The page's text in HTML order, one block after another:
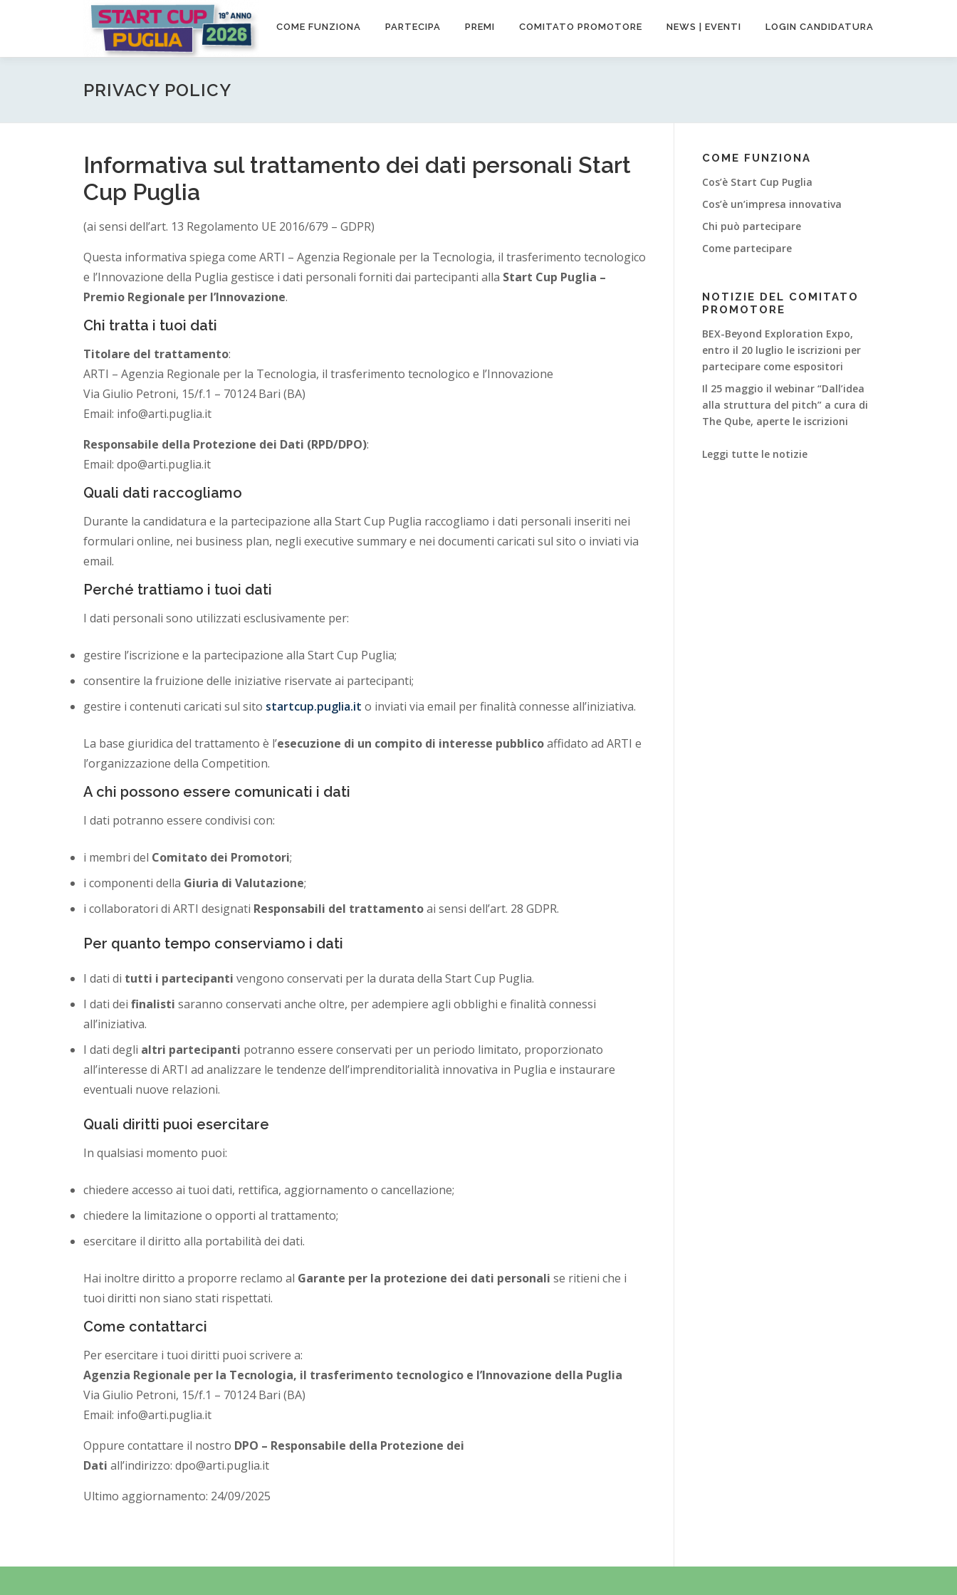
t
r
COME FUNZIONA PARTECIPA PREMI COMITATO PROMOTORE NEWS | EVENTI LOGIN CANDIDATURA
PRIVACY POLICY
Informativa sul trattamento dei dati personali Start
Cup Puglia
(ai sensi dell’art. 13 Regolamento UE 2016/679 – GDPR)
Questa informativa spiega come ARTI – Agenzia Regionale per la Tecnologia, il trasferimento tecnologico
e l’Innovazione della Puglia gestisce i dati personali forniti dai partecipanti alla Start Cup Puglia –
Premio Regionale per l’Innovazione.
Chi tratta i tuoi dati
Titolare del trattamento:
ARTI – Agenzia Regionale per la Tecnologia, il trasferimento tecnologico e l’Innovazione
Via Giulio Petroni, 15/f.1 – 70124 Bari (BA)
Email: info@arti.puglia.it
Responsabile della Protezione dei Dati (RPD/DPO):
Email: dpo@arti.puglia.it
Quali dati raccogliamo
Durante la candidatura e la partecipazione alla Start Cup Puglia raccogliamo i dati personali inseriti nei
formulari online, nei business plan, negli executive summary e nei documenti caricati sul sito o inviati via
email.
Perché trattiamo i tuoi dati
I dati personali sono utilizzati esclusivamente per:
gestire l’iscrizione e la partecipazione alla Start Cup Puglia;
consentire la fruizione delle iniziative riservate ai partecipanti;
gestire i contenuti caricati sul sito startcup.puglia.it o inviati via email per finalità connesse all’iniziativa.
La base giuridica del trattamento è l’esecuzione di un compito di interesse pubblicoaffidato ad ARTI e
l’organizzazione della Competition.
A chi possono essere comunicati i dati
I dati potranno essere condivisi con:
i membri del Comitato dei Promotori;
i componenti della Giuria di Valutazione;
i collaboratori di ARTI designati Responsabili del trattamentoai sensi dell’art. 28 GDPR.
Per quanto tempo conserviamo i dati
I dati di tutti i partecipanti vengono conservati per la durata della Start Cup Puglia.
I dati dei finalisti saranno conservati anche oltre, per adempiere agli obblighi e finalità connessi
all’iniziativa.
I dati degli altri partecipanti potranno essere conservati per un periodo limitato, proporzionato
all’interesse di ARTI ad analizzare le tendenze dell’imprenditorialità innovativa in Puglia e instaurare
eventuali nuove relazioni.
Quali diritti puoi esercitare
In qualsiasi momento puoi:
chiedere accesso ai tuoi dati, rettifica, aggiornamento o cancellazione;
chiedere la limitazione o opporti al trattamento;
esercitare il diritto alla portabilità dei dati.
Hai inoltre diritto a proporre reclamo al Garante per la protezione dei dati personali se ritieni che i
tuoi diritti non siano stati rispettati.
Come contattarci
Per esercitare i tuoi diritti puoi scrivere a:
Agenzia Regionale per la Tecnologia, il trasferimento tecnologico e l’Innovazione della Puglia
Via Giulio Petroni, 15/f.1 – 70124 Bari (BA)
Email: info@arti.puglia.it
Oppure contattare il nostro DPO – Responsabile della Protezione dei
Dati all’indirizzo: dpo@arti.puglia.it
Ultimo aggiornamento: 24/09/2025
COME FUNZIONA
Cos’è Start Cup Puglia
Cos’è un’impresa innovativa
Chi può partecipare
Come partecipare
NOTIZIE DEL COMITATO
PROMOTORE
BEX-Beyond Exploration Expo,
entro il 20 luglio le iscrizioni per
partecipare come espositori
Il 25 maggio il webinar “Dall’idea
alla struttura del pitch” a cura di
The Qube, aperte le iscrizioni
Leggi tutte le notizie